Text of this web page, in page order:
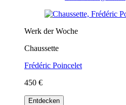
Werk der Woche
Chaussette
Frédéric Poincelet
450 €
Entdecken